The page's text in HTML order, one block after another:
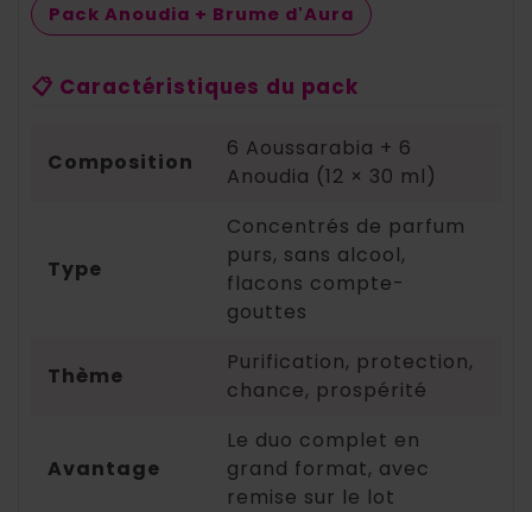
Pack Anoudia + Brume d'Aura
📋 Caractéristiques du pack
Composition
6 Aoussarabia + 6
Anoudia (12 × 30 ml)
Type
Concentrés de parfum
purs, sans alcool,
flacons compte-
gouttes
Thème
Purification, protection,
chance, prospérité
Avantage
Le duo complet en
grand format, avec
remise sur le lot